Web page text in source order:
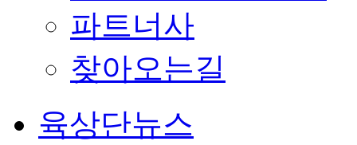
파트너사
찾아오는길
육상단뉴스